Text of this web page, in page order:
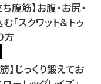
腹筋】お腹・お尻・
「スクワット＆トゥ
方
】じっくり鍛えてお